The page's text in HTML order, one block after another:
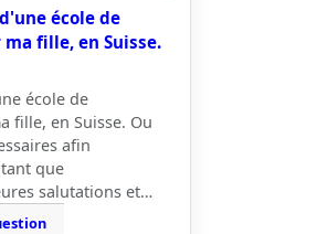
école de
fille, en Suisse.
école de
fille, en Suisse. Ou
afin
que
salutations et…